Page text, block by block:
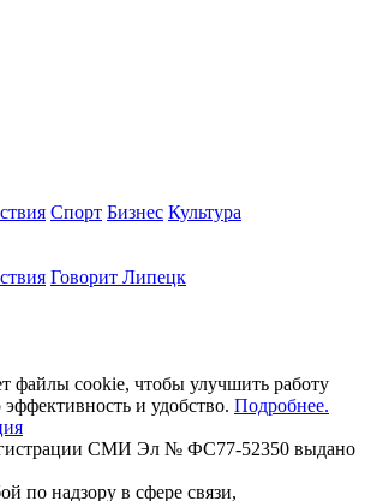
Спорт Бизнес Культура
Говорит Липецк
файлы cookie, чтобы улучшить работу
и удобство. Подробнее.
СМИ Эл № ФС77-52350 выдано
по надзору в сфере связи,